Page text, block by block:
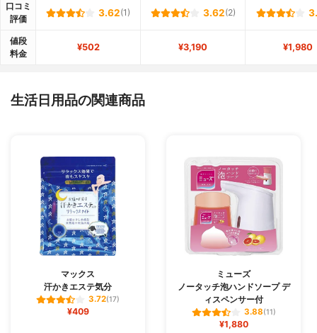
口コミ
評価
3.62(1) 3.62(2)
値段
料金
¥502 ¥3,190 ¥1,980
生活日用品の関連商品
マックス
汗かきエステ気分
3.72(17)
¥409
ミューズ
ノータッチ泡ハンドソープ デ
ィスペンサー付
3.88(11)
¥1,880